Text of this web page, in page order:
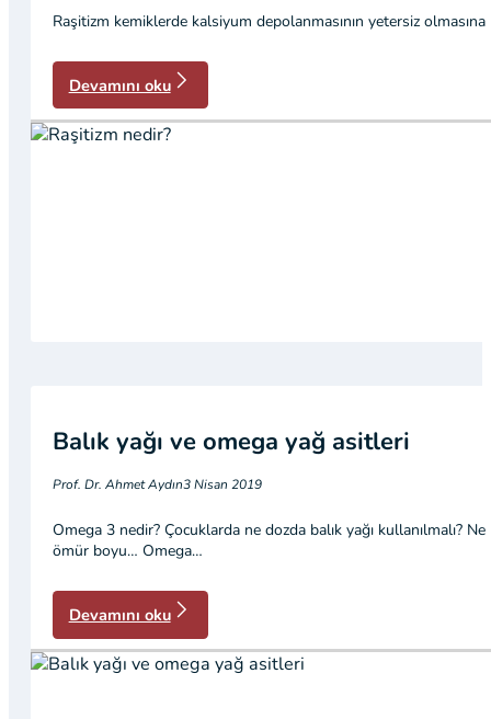
Raşitizm kemiklerde kalsiyum depolanmasının yetersiz
Devamını oku
Balık yağı ve omega yağ asitleri
Prof. Dr. Ahmet Aydın3 Nisan 2019
Omega 3 nedir? Çocuklarda ne dozda balık yağı kullanılmalı?
ömür boyu… Omega…
Devamını oku